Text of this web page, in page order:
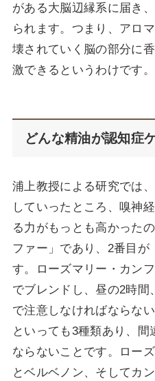
がある大脳辺縁系に届き
られます。つまり、アロ
壊されていく脳の部分に
激できるというわけです。
どんな精油が認知症
浦上教授による研究では
していったところ、嗅神
る力がもっとも高かった
ファー」であり、2番目が
す。ローズマリー・カン
でブレンドし、昼の2時間
で注意しなければならな
といっても3種類あり、
ならないことです。ロー
とベルベノン、そしてカ